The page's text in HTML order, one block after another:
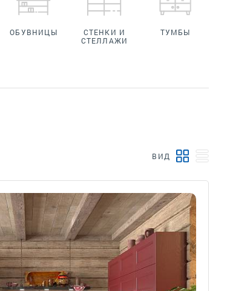
ОБУВНИЦЫ
СТЕНКИ И
СТЕЛЛАЖИ
ТУМБЫ
ВИД